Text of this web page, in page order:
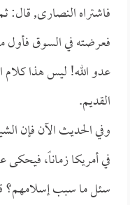
فاشتراه النصارى, قال:
فعرضته في السوق فأول
عدو الله! ليس هذا
القديم.
وفي الحديث الآن فإن
في أمريكا زماناً،
سئل ما سبب إسلامهم؟